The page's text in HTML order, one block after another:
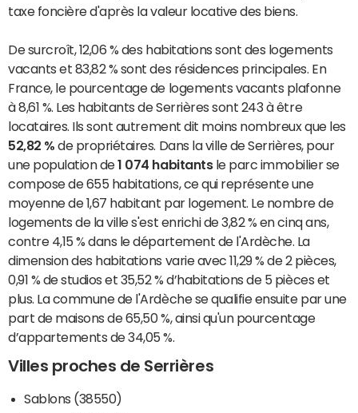
taxe foncière d'après la valeur locative des biens.
De surcroît, 12,06 % des habitations sont des logements
vacants et 83,82 % sont des résidences principales. En
France, le pourcentage de logements vacants plafonne
à 8,61 %. Les habitants de Serrières sont 243 à être
locataires. Ils sont autrement dit moins nombreux que les
52,82 % de propriétaires. Dans la ville de Serrières, pour
une population de1 074 habitantsle parc immobilier se
compose de 655 habitations, ce qui représente une
moyenne de 1,67 habitant par logement. Le nombre de
logements de la ville s'est enrichi de 3,82 % en cinq ans,
contre 4,15 % dans le département de l'Ardèche. La
dimension des habitations varie avec 11,29 % de 2 pièces,
0,91 % de studios et 35,52 % d’habitations de 5 pièces et
plus. La commune de l'Ardèche se qualifie ensuite par une
part de maisons de 65,50 %, ainsi qu'un pourcentage
d’appartements de 34,05 %.
Villes proches de Serrières
Sablons (38550)